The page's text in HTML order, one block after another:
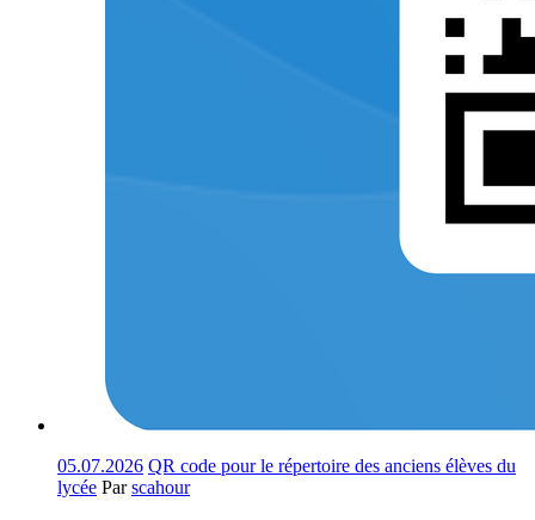
05.07.2026 QR code pour le répertoire des anciens élèves du
lycée Parscahour